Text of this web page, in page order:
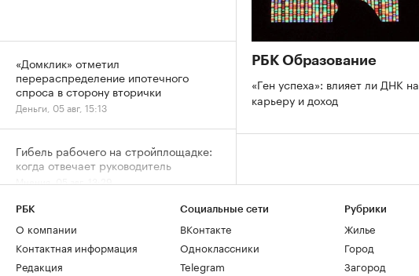
РБК Образование
«Ген успеха»: влияет ли ДНК на
карьеру и доход
«Домклик» отметил
перераспределение ипотечного
спроса в сторону вторички
Деньги, 05 авг, 15:13
Гибель рабочего на стройплощадке:
когда отвечает руководитель
Мнения, 05 авг, 13:29
Кто из пенсионеров имеет право не
платить налог за квартиру и дачу
Деньги, 05 авг, 12:15
РБК
О компании
Контактная информация
Редакция
Социальные сети
ВКонтакте
Одноклассники
Telegram
Рубрики
Жилье
Город
Загород